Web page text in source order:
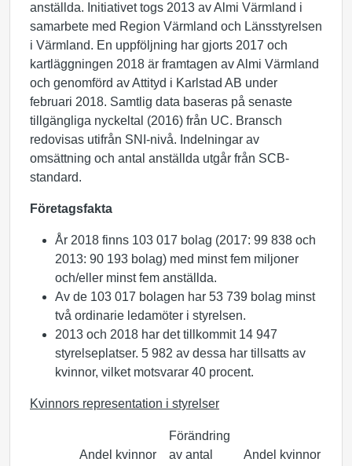
anställda. Initiativet togs 2013 av Almi Värmland i
samarbete med Region Värmland och Länsstyrelsen
i Värmland. En uppföljning har gjorts 2017 och
kartläggningen 2018 är framtagen av Almi Värmland
och genomförd av Attityd i Karlstad AB under
februari 2018. Samtlig data baseras på senaste
tillgängliga nyckeltal (2016) från UC. Bransch
redovisas utifrån SNI-nivå. Indelningar av
omsättning och antal anställda utgår från SCB-
standard.
Företagsfakta
År 2018 finns 103 017 bolag (2017: 99 838 och
2013: 90 193 bolag) med minst fem miljoner
och/eller minst fem anställda.
Av de 103 017 bolagen har 53 739 bolag minst
två ordinarie ledamöter i styrelsen.
2013 och 2018 har det tillkommit 14 947
styrelseplatser. 5 982 av dessa har tillsatts av
kvinnor, vilket motsvarar 40 procent.
Kvinnors representation i styrelser
Andel kvinnor
Förändring
av antal
Andel kvinnor